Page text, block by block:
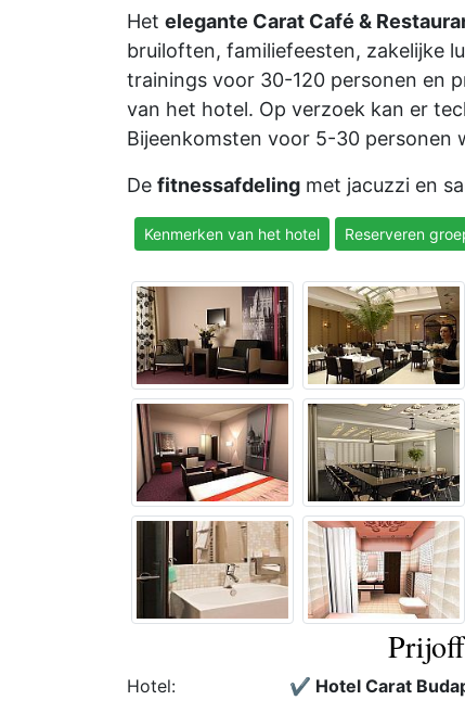
Het elegante Carat Café &
bruiloften, familiefeesten, zakelijke
trainings voor 30-120 personen en
van het hotel. Op verzoek kan er
Bijeenkomsten voor 5-30 personen
De fitnessafdeling met jacuzzi en
Kenmerken van het hotel Reserveren
Hotel: ✔️ Hotel Carat